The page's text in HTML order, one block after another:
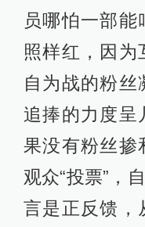
员哪怕一部能
照样红，因为
自为战的粉丝
追捧的力度呈
果没有粉丝掺
观众“投票”，
言是正反馈，